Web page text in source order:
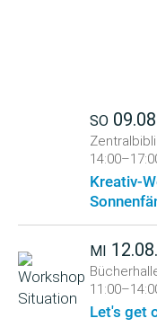
SO
Kreativ-
MI
Let's get